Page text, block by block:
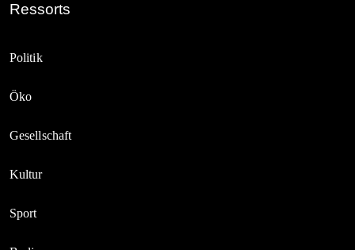
Ressorts
Politik
Öko
Gesellschaft
Kultur
Sport